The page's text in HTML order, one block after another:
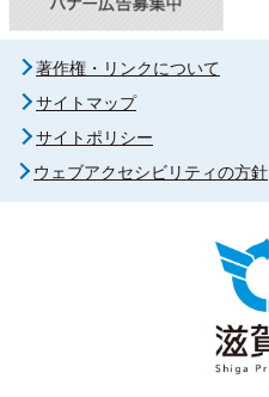
著作権・リンクについて
サイトマップ
サイトポリシー
ウェブアクセシビリティの方針